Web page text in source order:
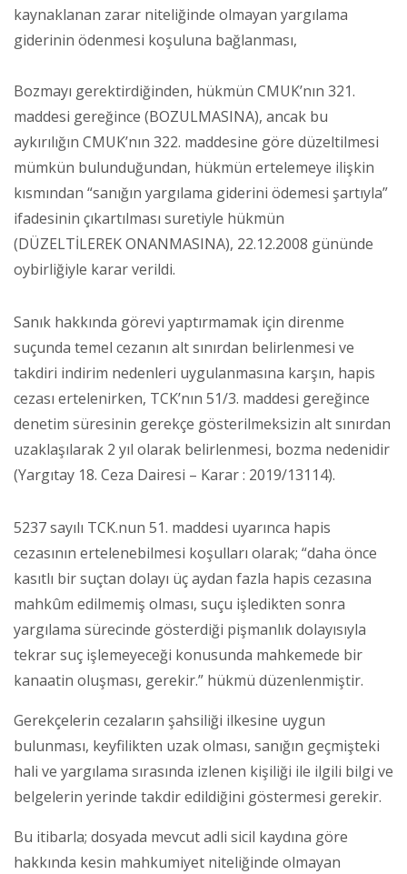
kaynaklanan zarar niteliğinde olmayan yargılama
giderinin ödenmesi koşuluna bağlanması,
Bozmayı gerektirdiğinden, hükmün CMUK’nın 321.
maddesi gereğince (BOZULMASINA), ancak bu
aykırılığın CMUK’nın 322. maddesine göre düzeltilmesi
mümkün bulunduğundan, hükmün ertelemeye ilişkin
kısmından “sanığın yargılama giderini ödemesi şartıyla”
ifadesinin çıkartılması suretiyle hükmün
(DÜZELTİLEREK ONANMASINA), 22.12.2008 gününde
oybirliğiyle karar verildi.
Sanık hakkında görevi yaptırmamak için direnme
suçunda temel cezanın alt sınırdan belirlenmesi ve
takdiri indirim nedenleri uygulanmasına karşın, hapis
cezası ertelenirken, TCK’nın 51/3. maddesi gereğince
denetim süresinin gerekçe gösterilmeksizin alt sınırdan
uzaklaşılarak 2 yıl olarak belirlenmesi, bozma nedenidir
(Yargıtay 18. Ceza Dairesi – Karar : 2019/13114).
5237 sayılı TCK.nun 51. maddesi uyarınca hapis
cezasının ertelenebilmesi koşulları olarak; “daha önce
kasıtlı bir suçtan dolayı üç aydan fazla hapis cezasına
mahkûm edilmemiş olması, suçu işledikten sonra
yargılama sürecinde gösterdiği pişmanlık dolayısıyla
tekrar suç işlemeyeceği konusunda mahkemede bir
kanaatin oluşması, gerekir.” hükmü düzenlenmiştir.
Gerekçelerin cezaların şahsiliği ilkesine uygun
bulunması, keyfilikten uzak olması, sanığın geçmişteki
hali ve yargılama sırasında izlenen kişiliği ile ilgili bilgi ve
belgelerin yerinde takdir edildiğini göstermesi gerekir.
Bu itibarla; dosyada mevcut adli sicil kaydına göre
hakkında kesin mahkumiyet niteliğinde olmayan